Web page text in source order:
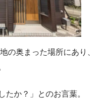
の奥まった場所にあり、
たか？」とのお言葉。